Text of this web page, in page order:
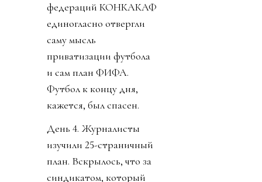
федераций КОНКАКАФ
единогласно отвергли
саму мысль
приватизации футбола
и сам план ФИФА.
Футбол к концу дня,
кажется, был спасен.
День 4. Журналисты
изучили 25-страничный
план. Вскрылось, что за
синдикатом, который